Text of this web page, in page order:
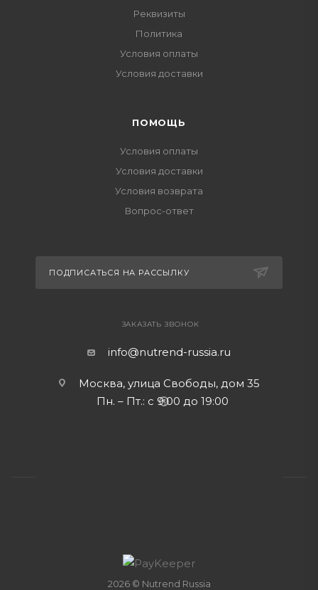
Реквизиты
Политика
Условия оплаты
Условия доставки
ПОМОЩЬ
Условия оплаты
Условия доставки
Условия возврата
Вопрос-ответ
ПОДПИСАТЬСЯ НА РАССЫЛКУ
ЗАКАЗАТЬ ЗВОНОК
info@nutrend-russia.ru
Москва, улица Свободы, дом 35
Пн. – Пт.: с 9:00 до 19:00
2026 © Nutrend Russia